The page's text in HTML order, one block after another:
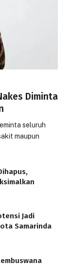
Diminta
seluruh
maupun
Jadi
Samarinda